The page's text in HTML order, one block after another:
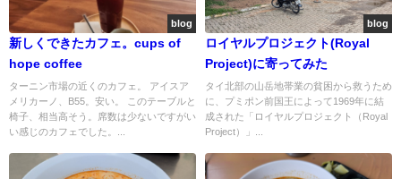
blog
新しくできたカフェ。cups of
hope coffee
ターニン市場の近くのカフェ。 アイスア
メリカーノ、B55。安い。 このテーブルと
椅子、相当高そう。席数は少ないですがい
い感じのカフェでした。...
blog
ロイヤルプロジェクト(Royal
Project)に寄ってみた
タイ北部の山岳地帯業の貧困から救うため
に、プミポン前国王によって1969年に結
成された「ロイヤルプロジェクト（Royal
Project）」...